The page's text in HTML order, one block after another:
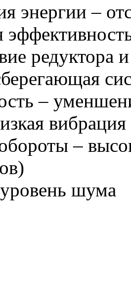
энергии –
редуктора
–
вибрация
–
шума